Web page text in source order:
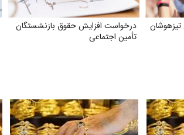
تیزهوشان
درخواست افزایش حقوق بازنشستگان
تأمین اجتماعی